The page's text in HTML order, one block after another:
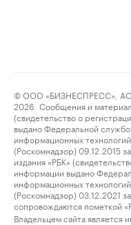
© ООО «БИЗНЕСПРЕСС»,
2026. Сообщения и
(свидетельство о
выдано Федеральной
информационных
(Роскомнадзор) 09.12.2015
издания «РБК»
информации выдано
информационных
(Роскомнадзор) 03.12.2021
сопровождаются пометкой
Владельцем сайта является